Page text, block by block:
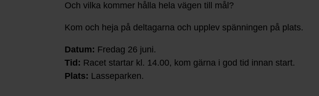
Och vilka kommer hålla hela vägen till mål?
Kom och heja på deltagarna och upplev spänningen på plats.
Datum: Fredag 26 juni.
Tid: Racet startar kl. 14.00, kom gärna i god tid innan start.
Plats: Lasseparken.